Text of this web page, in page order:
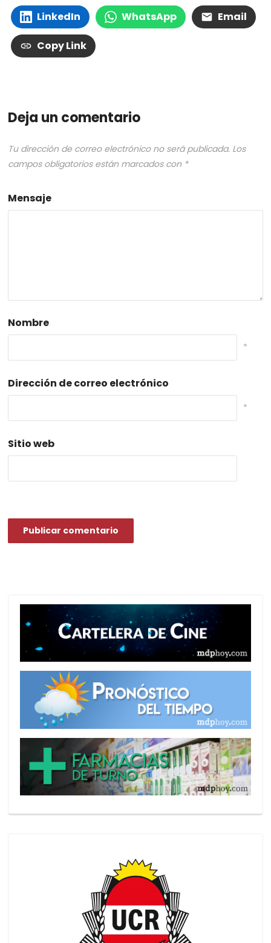
LinkedIn WhatsApp Email
Copy Link
Deja un comentario
Tu dirección de correo electrónico no será publicada. Los
campos obligatorios están marcados con *
Mensaje
Nombre
*
Dirección de correo electrónico
*
Sitio web